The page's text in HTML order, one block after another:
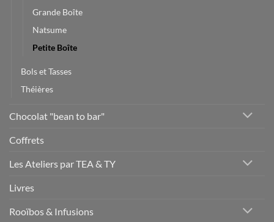
Grande Boîte
Natsume
Petite Boîte
Bols et Tasses
Théières
Chocolat "bean to bar"
Coffrets
Les Ateliers par TEA & TY
Livres
Rooïbos & Infusions